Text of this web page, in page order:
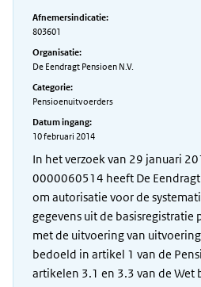
Afnemersindicatie:
803601
Organisatie:
De Eendragt Pensioen N.V.
Categorie:
Pensioenuitvoerders
Datum ingang:
10 februari 2014
In het verzoek van 29 januari
0000060514 heeft De Eendragt
om autorisatie voor de
gegevens uit de basisregistratie
met de uitvoering van
bedoeld in artikel 1 van de
artikelen 3.1 en 3.3 van de Wet